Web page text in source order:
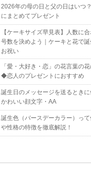
2026年の母の日と父の日はいつ
にまとめてプレゼント
【ケーキサイズ早見表】人数に
号数を決めよう｜ケーキと花で誕
お祝い
「愛・大好き・恋」の花言葉の
◆恋人のプレゼントにおすすめ
誕生日のメッセージを送るときに
かわいい顔文字・AA
誕生色（バースデーカラー）っ
や性格の特徴を徹底解説！